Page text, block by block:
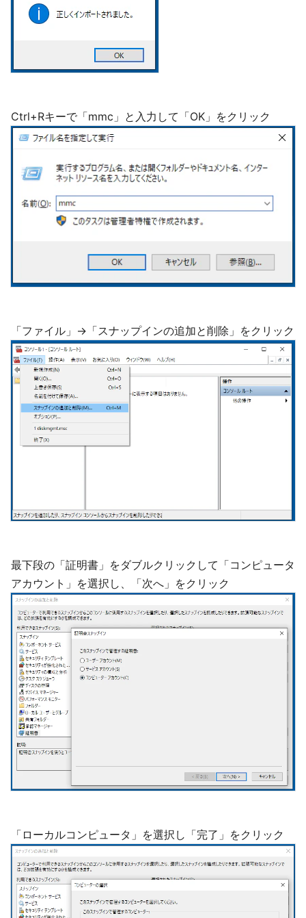
Ctrl+Rキーで「mmc」と入力して「OK」をクリック
「ファイル」→「スナップインの追加と削除」をクリック
最下段の「証明書」をダブルクリックして「コンピュータ
アカウント」を選択し、「次へ」をクリック
「ローカルコンピュータ」を選択し「完了」をクリック